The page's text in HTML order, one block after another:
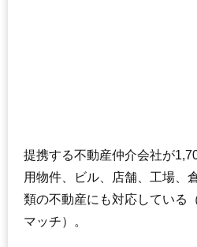
提携する不動産仲介会社が
用物件、ビル、店舗、工場、
類の不動産にも対応している
マッチ）。